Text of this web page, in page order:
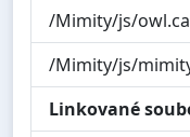
/Mimity/js/
/Mimity/js/
Linkované